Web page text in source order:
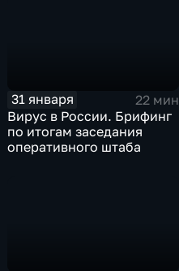
31 января
22 мин
Вирус в России. Брифинг
по итогам заседания
оперативного штаба